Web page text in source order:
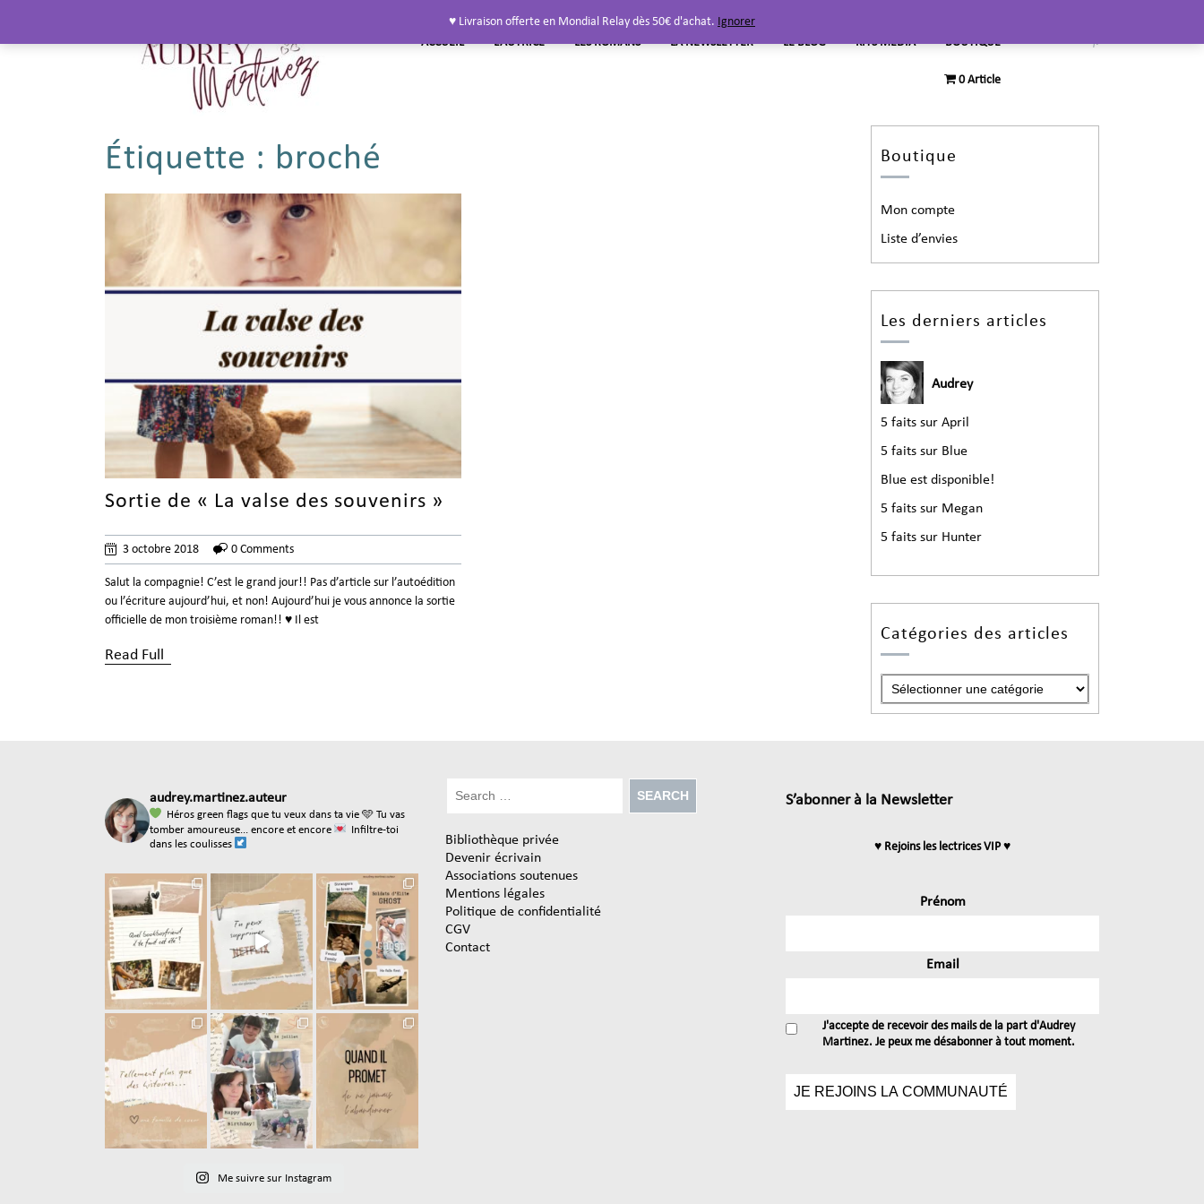
ACCUEIL L’AUTRICE LES ROMANS LA NEWSLETTER LE BLOG KITS MEDIA BOUTIQUE
0 Article
Étiquette : broché
Sortie de « La valse des souvenirs »
3 octobre 2018 0 Comments
Salut la compagnie! C’est le grand jour!! Pas d’article sur l’autoédition
ou l’écriture aujourd’hui, et non! Aujourd’hui je vous annonce la sortie
officielle de mon troisième roman!! ♥ Il est
Read Full
Boutique
Mon compte
Liste d’envies
Les derniers articles
Audrey
5 faits sur April
5 faits sur Blue
Blue est disponible!
5 faits sur Megan
5 faits sur Hunter
Catégories des articles
audrey.martinez.auteur
Héros green flags que tu veux dans ta vie 🩵 Tu vas
tomber amoureuse... encore et encore
Infiltre-toi
dans les coulisses
Me suivre sur Instagram
Bibliothèque privée
Devenir écrivain
Associations soutenues
Mentions légales
Politique de confidentialité
CGV
Contact
S’abonner à la Newsletter
♥ Rejoins les lectrices VIP ♥
Prénom
Email
J'accepte de recevoir des mails de la part d'Audrey
Martinez. Je peux me désabonner à tout moment.
♥ Livraison offerte en Mondial Relay dès 50€ d'achat. Ignorer